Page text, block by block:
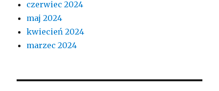
czerwiec 2024
maj 2024
kwiecień 2024
marzec 2024